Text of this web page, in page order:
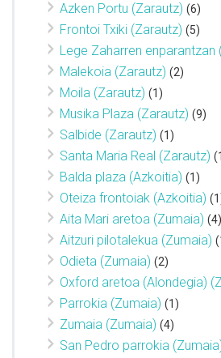
Azken Portu (Zarautz) (6)
Frontoi Txiki (Zarautz) (5)
Lege Zaharren enparantzan
Malekoia (Zarautz) (2)
Moila (Zarautz) (1)
Musika Plaza (Zarautz) (9)
Salbide (Zarautz) (1)
Santa Maria Real (Zarautz)
Balda plaza (Azkoitia) (1)
Oteiza frontoiak (Azkoitia)
Aita Mari aretoa (Zumaia) (4)
Aitzuri pilotalekua (Zumaia)
Odieta (Zumaia) (2)
Oxford aretoa (Alondegia)
Parrokia (Zumaia) (1)
Zumaia (Zumaia) (4)
San Pedro parrokia